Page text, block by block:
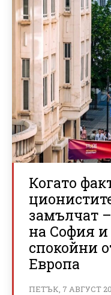
Когато
замълчат
на София и
спокойни
Европа
ПЕТЪК, 7 АВГУСТ